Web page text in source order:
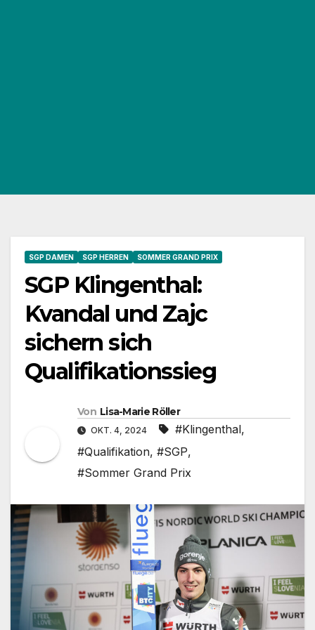
SGP DAMEN SGP HERREN SOMMER GRAND PRIX
SGP Klingenthal:
Kvandal und Zajc
sichern sich
Qualifikationssieg
Von Lisa-Marie Röller
OKT. 4, 2024 #Klingenthal,
#Qualifikation, #SGP,
#Sommer Grand Prix